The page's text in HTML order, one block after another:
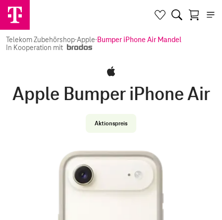
Telekom Zubehörshop·Apple·Bumper iPhone Air Mandel
In Kooperation mit
Apple Bumper iPhone Air
Aktionspreis